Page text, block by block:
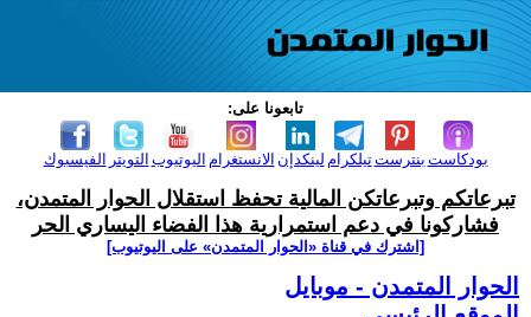
تابعونا على:
الفيسبوك التويتر اليوتيوب الانستغرام لينكدإن تيلكرامبنترست بودكاست
تبرعاتكم وتبرعاتكن المالية تحفظ استقلال الحوار المتمدن،
فشاركونا في دعم استمرارية هذا الفضاء اليساري الحر
[اشترك في قناة ‫«الحوار المتمدن» على اليوتيوب]
الحوار المتمدن - موبايل